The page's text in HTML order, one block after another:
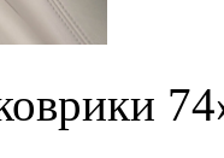
целях